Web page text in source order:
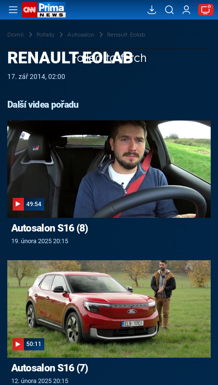
Domů Pořady Autosalon Renault Eolab
Failed to fetch
RENAULT EOLAB
17. zář 2014, 02:00
Další videa pořadu
49:54
Autosalon S16 (8)
19. února 2025 20:15
50:11
Autosalon S16 (7)
12. února 2025 20:15